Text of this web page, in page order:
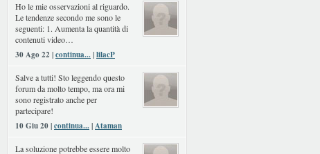
Ho le mie osservazioni al riguardo.
Le tendenze secondo me sono le
seguenti: 1. Aumenta la quantità di
contenuti video…
30 Ago 22 |continua...|lilacP
Salve a tutti! Sto leggendo questo
forum da molto tempo, ma ora mi
sono registrato anche per
partecipare!
10 Giu 20 |continua...|Ataman
La soluzione potrebbe essere molto